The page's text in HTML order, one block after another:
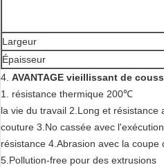
Largeur
Épaisseur
4. AVANTAGE vieillissant de
1. résistance thermique 200℃
la vie du travail 2.Long et résistance
couture 3.No cassée avec
résistance 4.Abrasion avec la
5.Pollution-free pour des extrusions